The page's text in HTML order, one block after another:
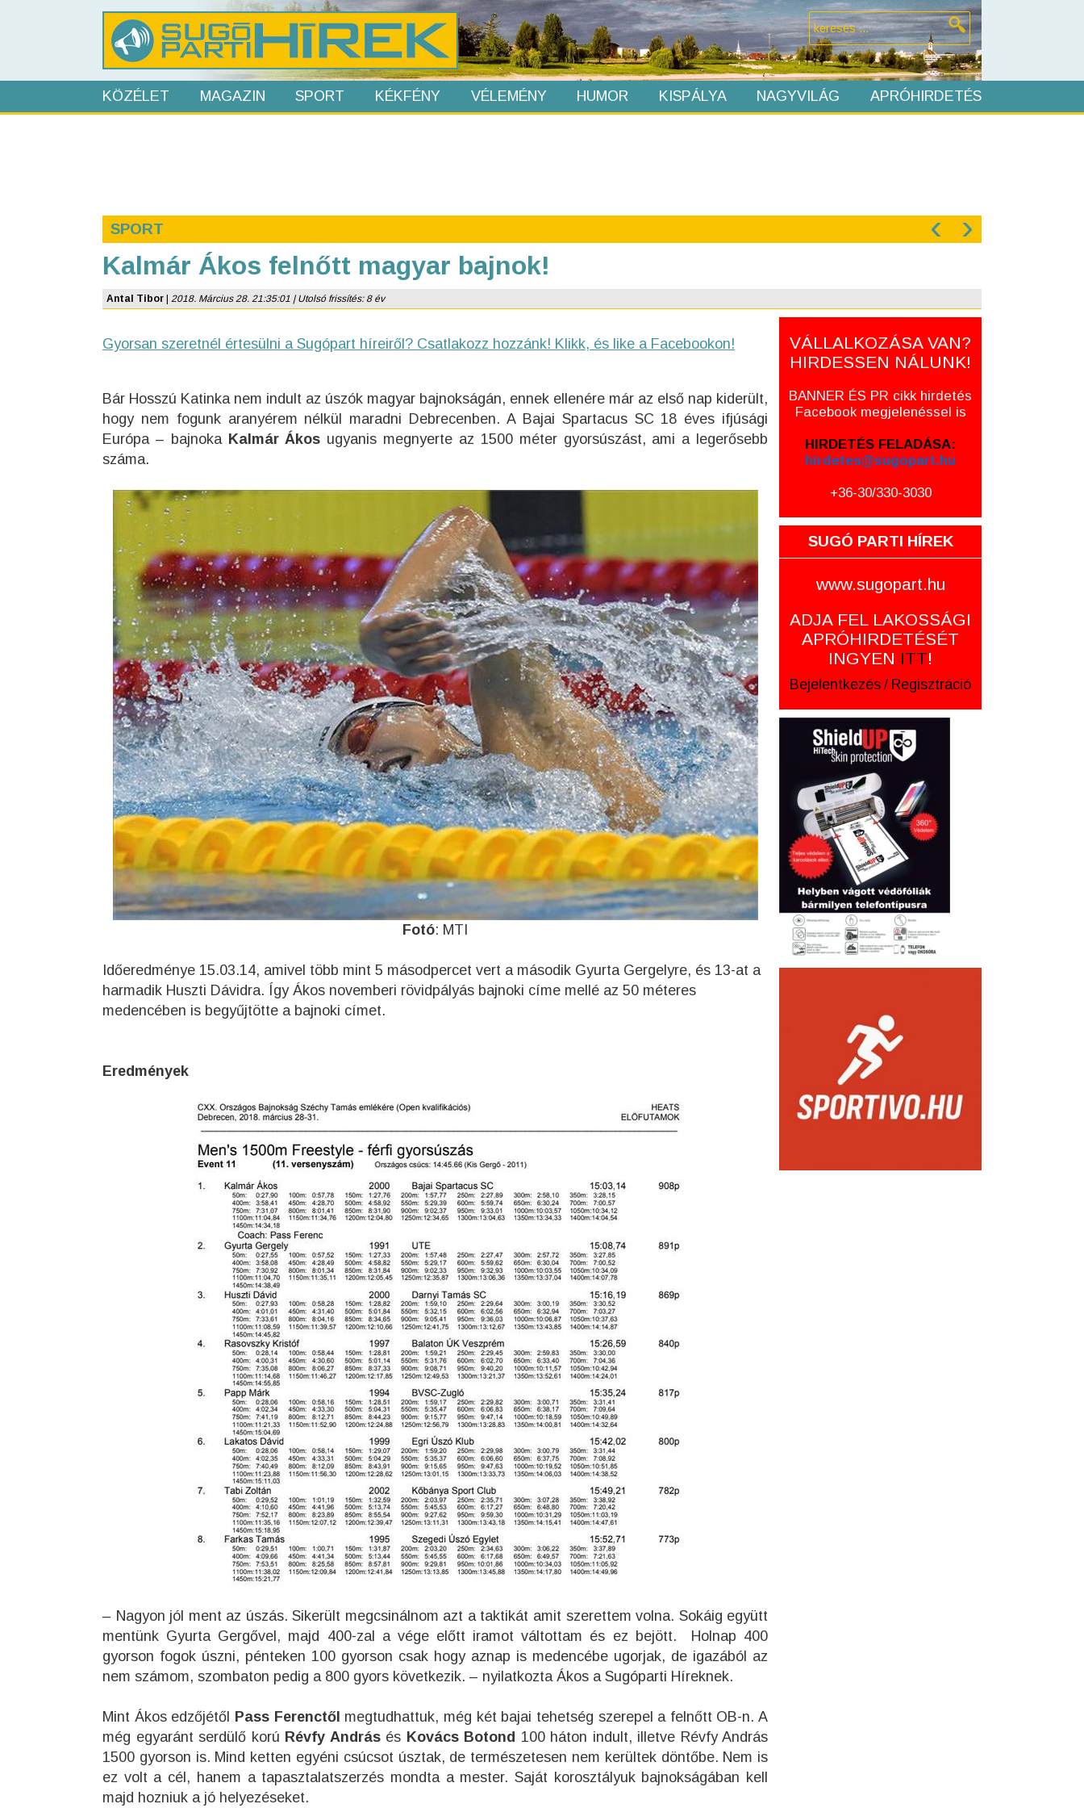
KÖZÉLET MAGAZIN SPORT KÉKFÉNY VÉLEMÉNY HUMOR KISPÁLYA NAGYVILÁG APRÓHIRDETÉS
SPORT ‹ ›
Kalmár Ákos felnőtt magyar bajnok!
Antal Tibor 2018. Március 28. 21:35:01 | Utolsó frissítés: 8 év
Gyorsan szeretnél értesülni a Sugópart híreiről? Csatlakozz hozzánk! Klikk, és like a Facebookon!
Bár Hosszú Katinka nem indult az úszók magyar bajnokságán, ennek ellenére már az első nap kiderült,
hogy nem fogunk aranyérem nélkül maradni Debrecenben. A Bajai Spartacus SC 18 éves ifjúsági
Európa – bajnoka Kalmár Ákos ugyanis megnyerte az 1500 méter gyorsúszást, ami a legerősebb
száma.
Fotó: MTI
Időeredménye 15.03.14, amivel több mint 5 másodpercet vert a második Gyurta Gergelyre, és 13-at a
harmadik Huszti Dávidra. Így Ákos novemberi rövidpályás bajnoki címe mellé az 50 méteres
medencében is begyűjtötte a bajnoki címet.
Eredmények
– Nagyon jól ment az úszás. Sikerült megcsinálnom azt a taktikát amit szerettem volna. Sokáig együtt
mentünk Gyurta Gergővel, majd 400-zal a vége előtt iramot váltottam és ez bejött. Holnap 400
gyorson fogok úszni, pénteken 100 gyorson csak hogy aznap is medencébe ugorjak, de igazából az
nem számom, szombaton pedig a 800 gyors következik. – nyilatkozta Ákos a Sugóparti Híreknek.
Mint Ákos edzőjétől Pass Ferenctől megtudhattuk, még két bajai tehetség szerepel a felnőtt OB-n. A
még egyaránt serdülő korú Révfy Andrásés Kovács Botond 100 háton indult, illetve Révfy András
1500 gyorson is. Mind ketten egyéni csúcsot úsztak, de természetesen nem kerültek döntőbe. Nem is
ez volt a cél, hanem a tapasztalatszerzés mondta a mester. Saját korosztályuk bajnokságában kell
majd hozniuk a jó helyezéseket.
VÁLLALKOZÁSA VAN?
HIRDESSEN NÁLUNK!
BANNER ÉS PR cikk hirdetés
Facebook megjelenéssel is
HIRDETÉS FELADÁSA:
hirdetes@sugopart.hu
+36-30/330-3030
SUGÓ PARTI HÍREK
www.sugopart.hu
ADJA FEL LAKOSSÁGI
APRÓHIRDETÉSÉT
INGYEN ITT!
Bejelentkezés / Regisztráció